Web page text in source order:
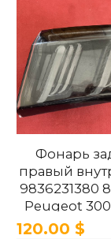
Фонарь
правый
9836231380
Peugeot
2024
120.00 $